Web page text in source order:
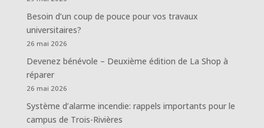
Besoin d’un coup de pouce pour vos travaux
universitaires?
26 mai 2026
Devenez bénévole – Deuxième édition de La Shop à
réparer
26 mai 2026
Système d’alarme incendie: rappels importants pour le
campus de Trois-Rivières